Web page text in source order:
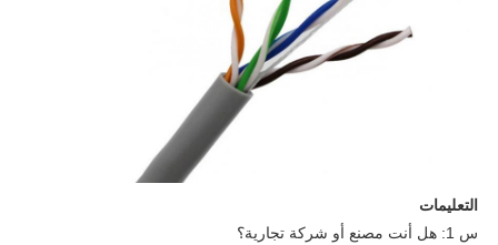
التعليمات
س 1: هل أنت مصنع أو شركة تجارية؟